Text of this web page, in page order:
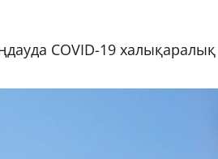
COVID-19 халықаралық